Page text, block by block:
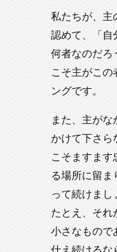
私たちが、主
認めて、「自
何者なのだ
こそ主がこの
ングです。
また、主が
かけて下さら
こそますま
る場所に留
って続けまし
たとえ、それ
小さなもので
仕え続けるな